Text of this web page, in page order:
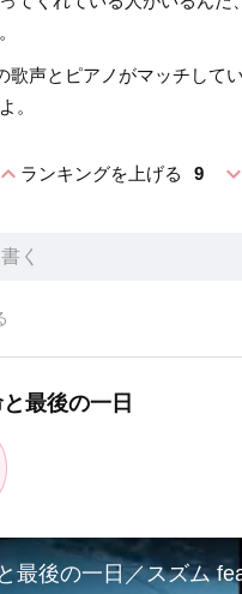
歌声とピアノがマッチして
。
expand_lessランキングを上げる 9
最後の一日
最後の一日／スズム